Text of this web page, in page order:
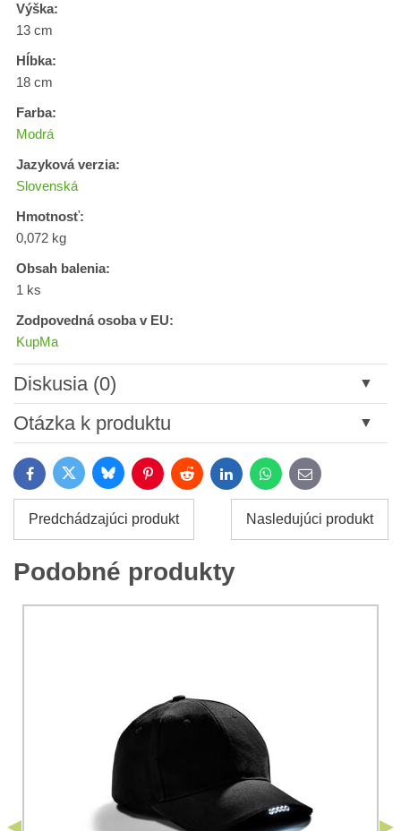
Výška:
13 cm
Hĺbka:
18 cm
Farba:
Modrá
Jazyková verzia:
Slovenská
Hmotnosť:
0,072 kg
Obsah balenia:
1 ks
Zodpovedná osoba v EU:
KupMa
Diskusia (0)
Nový komentár
Názov:
Meno:*
Súhlasím so spracovaním osobných údajov za účelom
odoslania formulára. Oboznámil som sa s
Ochrany osobných údajovspoločnosti Bomba
Otázka k produktu
*
Váš e-mail:*
FacebookTwitter BlueskyPinterestReddit LinkedInWhatsApp
E-
mail
Predchádzajúci produkt Nasledujúci produkt
Podobné produkty